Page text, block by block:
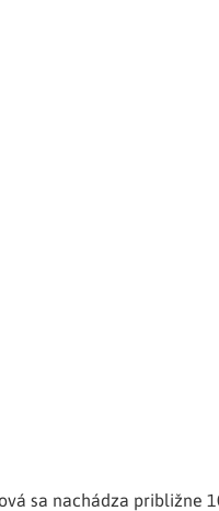
sa nachádza približne